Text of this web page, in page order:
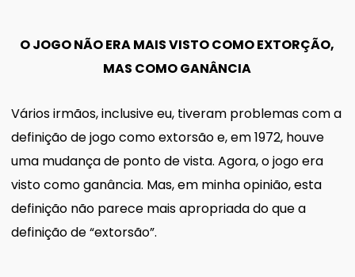
O JOGO NÃO ERA MAIS VISTO COMO EXTORÇÃO,
MAS COMO GANÂNCIA
Vários irmãos, inclusive eu, tiveram problemas com a
definição de jogo como extorsão e, em 1972, houve
uma mudança de ponto de vista. Agora, o jogo era
visto como ganância. Mas, em minha opinião, esta
definição não parece mais apropriada do que a
definição de “extorsão”.